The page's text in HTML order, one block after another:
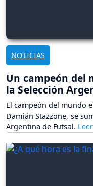
NOTICIAS
Un campeón del
la Selección
El campeón del mundo
Damián Stazzone, se
Argentina de Futsal.